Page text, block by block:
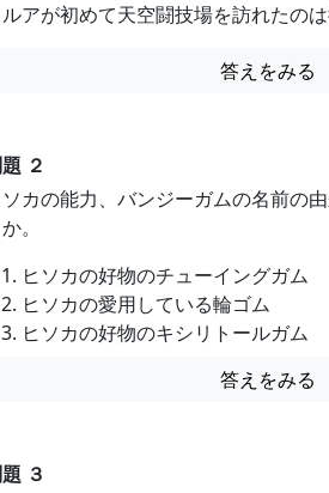
アが初めて天空闘技場を訪れたの
答えをみる
２
カの能力、バンジーガムの名前の
。
ヒソカの好物のチューイングガム
ヒソカの愛用している輪ゴム
ヒソカの好物のキシリトールガム
答えをみる
３